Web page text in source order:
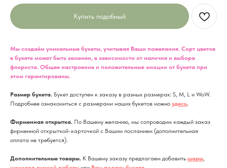
Купить подобный
Мы создаём уникальные букеты, учитывая Ваши пожелания. Сорт цветов
в букете может быть заменен, в зависимости от наличия и выбора
флориста. Общее настроение и положительные эмоции от букета при
этом гарантированы.
Размер букета. Букет доступен к заказу в разных размерах: S, M, L и WoW.
Подробнее ознакомиться с размерами наших букетов можно здесь.
Фирменная открытка. По Вашему желанию, мы сопроводим каждый заказ
фирменной открыткой-карточкой с Вашим посланием (дополнительная
оплата не требуется).
Дополнительные товары. К Вашему заказу предлагаем добавить шары,